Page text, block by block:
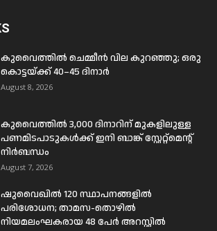
കുവൈത്തിൽ ചെമ്മീൻ വില കുറഞ്ഞു; ഒരു
കൊട്ടയ്ക്ക് 40–45 ദിനാർ
August 8, 2026
കുവൈത്തിൽ 3,000 ദിനാറിന് മുകളിലുള്ള
പണമിടപാടുകൾക്ക് ഇനി ബാങ്ക് സ്റ്റേറ്റ്മെന്റ്
നിർബന്ധം
August 7, 2026
ഷുവൈഖിൽ 120 സ്ഥാപനങ്ങളിൽ
പരിശോധന; താമസ-തൊഴിൽ
നിയമലംഘകരായ 48 പേർ അറസ്റ്റിൽ